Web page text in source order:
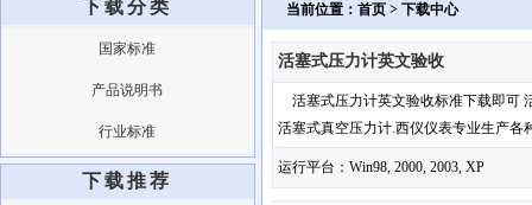
下载分类
国家标准
产品说明书
行业标准
下载推荐
当前位置：首页 > 下载中心
活塞式压力计英文验收
活塞式压力计英文验收标准下载即可
活塞式真空压力计.西仪仪表专业生产各
运行平台：Win98, 2000, 2003, XP